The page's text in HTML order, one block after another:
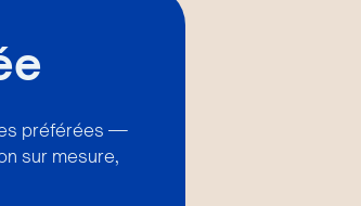
préférées —
sur mesure,